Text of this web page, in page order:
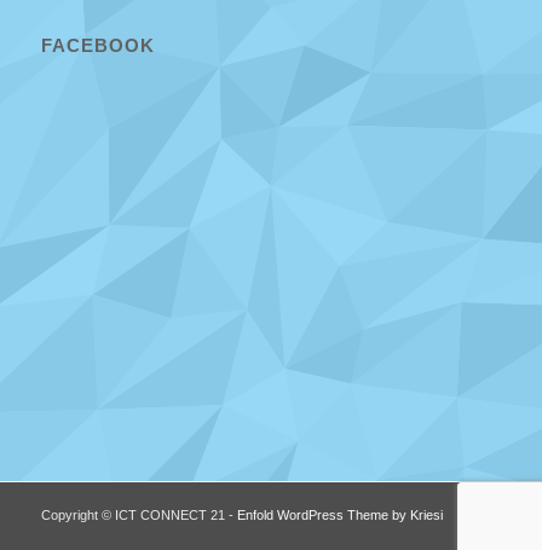
FACEBOOK
Copyright © ICT CONNECT 21 - Enfold WordPress Theme by Kriesi